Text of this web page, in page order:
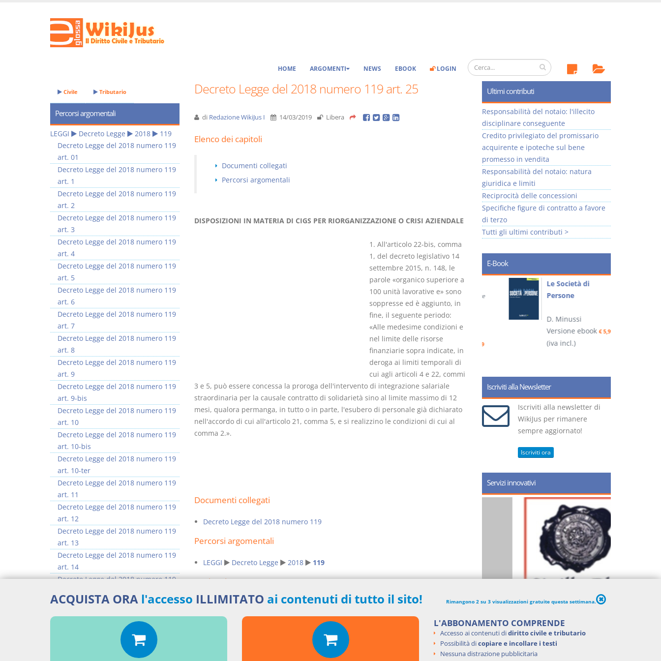
HOME ARGOMENTI NEWS EBOOK LOGIN
Decreto Legge del 2018 numero 119 art. 25
di Redazione WikiJus I 14/03/2019 Libera
Elenco dei capitoli
Documenti collegati
Percorsi argomentali
DISPOSIZIONI IN MATERIA DI CIGS PER RIORGANIZZAZIONE O CRISI AZIENDALE
1. All'articolo 22-bis, comma
1, del decreto legislativo 14
settembre 2015, n. 148, le
parole «organico superiore a
100 unità lavorative e» sono
soppresse ed è aggiunto, in
fine, il seguente periodo:
«Alle medesime condizioni e
nel limite delle risorse
finanziarie sopra indicate, in
deroga ai limiti temporali di
cui agli articoli 4 e 22, commi
3 e 5, può essere concessa la proroga dell'intervento di integrazione salariale
straordinaria per la causale contratto di solidarietà sino al limite massimo di 12
mesi, qualora permanga, in tutto o in parte, l'esubero di personale già dichiarato
nell'accordo di cui all'articolo 21, comma 5, e si realizzino le condizioni di cui al
comma 2.».
Documenti collegati
Decreto Legge del 2018 numero 119
Percorsi argomentali
LEGGI Decreto Legge 2018 119
Aggiungi un commento
Civile Tributario
Percorsi argomentali
LEGGI Decreto Legge 2018
119
Decreto Legge del 2018 numero 119
art. 01
Decreto Legge del 2018 numero 119
art. 1
Decreto Legge del 2018 numero 119
art. 2
Decreto Legge del 2018 numero 119
art. 3
Decreto Legge del 2018 numero 119
art. 4
Decreto Legge del 2018 numero 119
art. 5
Decreto Legge del 2018 numero 119
art. 6
Decreto Legge del 2018 numero 119
art. 7
Decreto Legge del 2018 numero 119
art. 8
Decreto Legge del 2018 numero 119
art. 9
Decreto Legge del 2018 numero 119
art. 9-bis
Decreto Legge del 2018 numero 119
art. 10
Decreto Legge del 2018 numero 119
art. 10-bis
Decreto Legge del 2018 numero 119
art. 10-ter
Decreto Legge del 2018 numero 119
art. 11
Decreto Legge del 2018 numero 119
art. 12
Decreto Legge del 2018 numero 119
art. 13
Decreto Legge del 2018 numero 119
art. 14
Decreto Legge del 2018 numero 119
Decreto Legge del 2018 numero 119
art. 15-bis
>> Vai all'argomento completo
Ultimi contributi
Responsabilità del notaio: l'illecito
disciplinare conseguente
Credito privilegiato del promissario
acquirente e ipoteche sul bene
promesso in vendita
Responsabilità del notaio: natura
giuridica e limiti
Reciprocità delle concessioni
Specifiche figure di contratto a favore
di terzo
Tutti gli ultimi contributi >
E-Book
Prescrizione e
Versione ebook
Rapporto e
relazione giuridica
D. Minussi
Versione ebook
(iva incl.)
Il Condominio
La riforma di cui alla legge
220/2012
S. D'Andrea – D.
Minussi
Versione ebook
(iva incl.)
Le Società di
Persone
D. Minussi
Versione ebook€ 5,99
(iva incl.)
Iscriviti alla Newsletter
Iscriviti alla newsletter di
WikiJus per rimanere
sempre aggiornato!
Iscriviti ora
Servizi innovativi
ACQUISTA ORA l'accesso ILLIMITATO ai contenuti di tutto il sito! Rimangono 2 su 3 visualizzazioni gratuite questa settimana.
L'ABBONAMENTO COMPRENDE
Accesso ai contenuti didiritto civile e tributario
Possibilità dicopiare e incollare i testi
Nessuna distrazione pubblicitaria